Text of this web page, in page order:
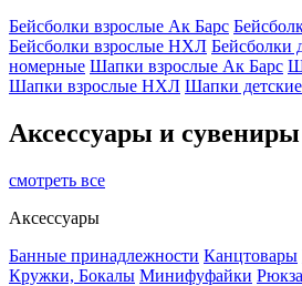
Бейсболки взрослые Ак Барс
Бейсболки взрослые НХЛ Бейсболки
номерные Шапки взрослые Ак Барс
Шапки взрослые НХЛ Шапки
Аксессуары и сувениры
смотреть все
Аксессуары
Банные принадлежности Канцтовары
Кружки, Бокалы Минифуфайки